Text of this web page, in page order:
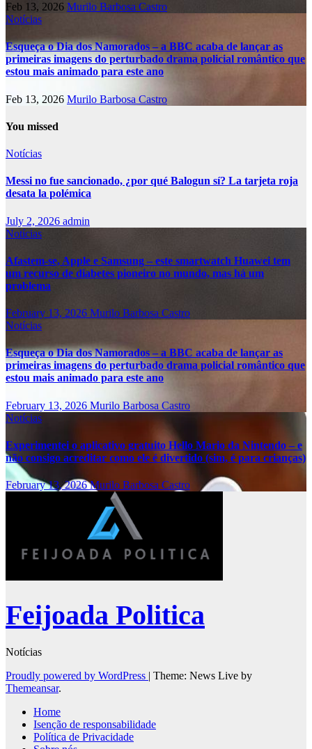
Feb 13, 2026 Murilo Barbosa Castro
Notícias
Esqueça o Dia dos Namorados – a BBC acaba de lançar as
primeiras imagens do perturbado drama policial romântico que
estou mais animado para este ano
Feb 13, 2026 Murilo Barbosa Castro
You missed
Notícias
Messi no fue sancionado, ¿por qué Balogun sí? La tarjeta roja
desata la polémica
July 2, 2026 admin
Notícias
Afastem-se, Apple e Samsung – este smartwatch Huawei tem
um recurso de diabetes pioneiro no mundo, mas há um
problema
February 13, 2026 Murilo Barbosa Castro
Notícias
Esqueça o Dia dos Namorados – a BBC acaba de lançar as
primeiras imagens do perturbado drama policial romântico que
estou mais animado para este ano
February 13, 2026 Murilo Barbosa Castro
Notícias
Experimentei o aplicativo gratuito Hello Mario da Nintendo – e
não consigo acreditar como ele é divertido (sim, é para crianças)
February 13, 2026Murilo Barbosa Castro
Feijoada Politica
Notícias
Proudly powered by WordPress | Theme: News Live by
Themeansar.
Home
Isenção de responsabilidade
Política de Privacidade